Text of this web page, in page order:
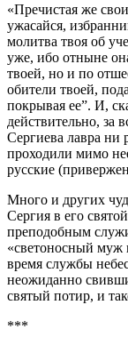
«Пречистая же
ужасайся,
молитва твоя об
уже, ибо отныне
твоей, но и по
обители твоей,
покрывая ее”. И,
действительно, за
Сергиева лавра ни
проходили мимо
русские
Много и других
Сергия в его
преподобным
«светоносный
время службы
неожиданно
святый потир, и
***